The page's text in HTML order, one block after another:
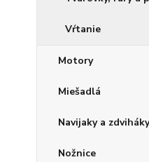
Vŕtanie
Motory
Miešadlá
Navijaky a zdviháky
Nožnice